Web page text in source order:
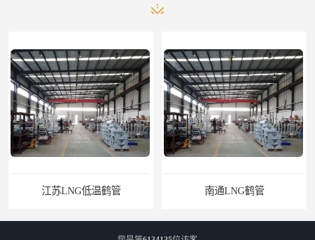
江苏LNG低温鹤管 南通LNG鹤管